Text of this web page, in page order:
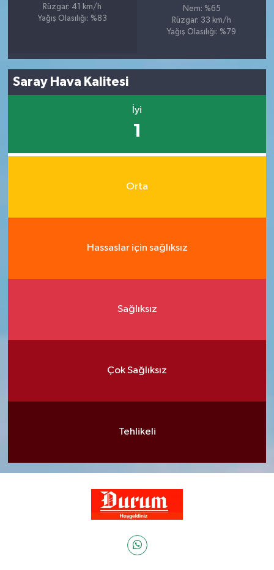
Rüzgar: 41 km/h
Yağış Olasılığı: %83
Nem: %65
Rüzgar: 33 km/h
Yağış Olasılığı: %79
Saray Hava Kalitesi
İyi
1
Orta
Hassaslar için sağlıksız
Sağlıksız
Çok Sağlıksız
Tehlikeli